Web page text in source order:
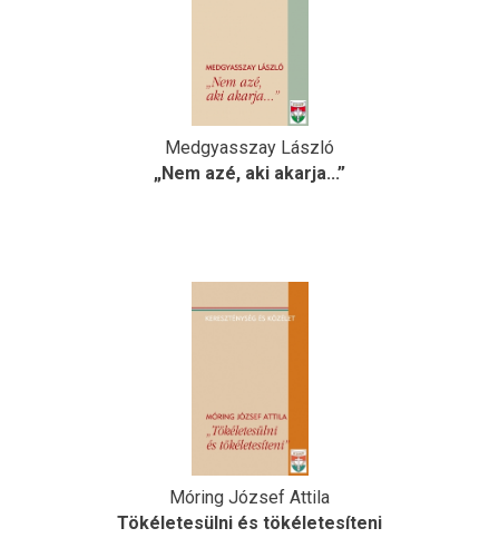
Medgyasszay László
„Nem azé, aki akarja...”
Móring József Attila
Tökéletesülni és tökéletesíteni